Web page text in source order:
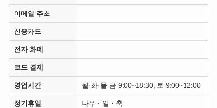
이메일 주소
신용카드
전자 화폐
코드 결제
영업시간 월·화·물·금 9:00~18:30, 토 9:00~12:00
정기휴일 나무・일・축